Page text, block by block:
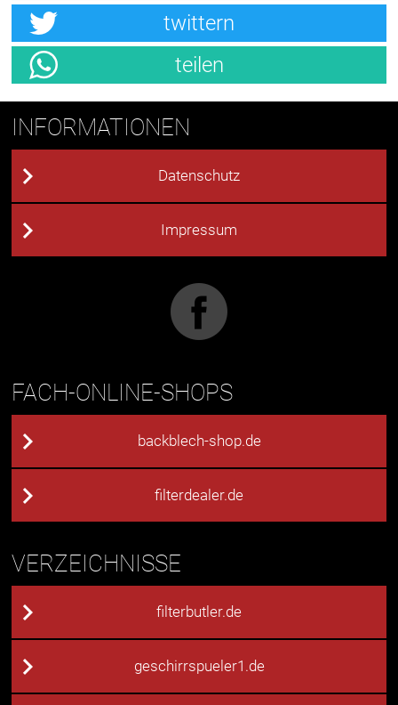
twittern
teilen
INFORMATIONEN
Datenschutz
Impressum
FACH-ONLINE-SHOPS
backblech-shop.de
filterdealer.de
VERZEICHNISSE
filterbutler.de
geschirrspueler1.de